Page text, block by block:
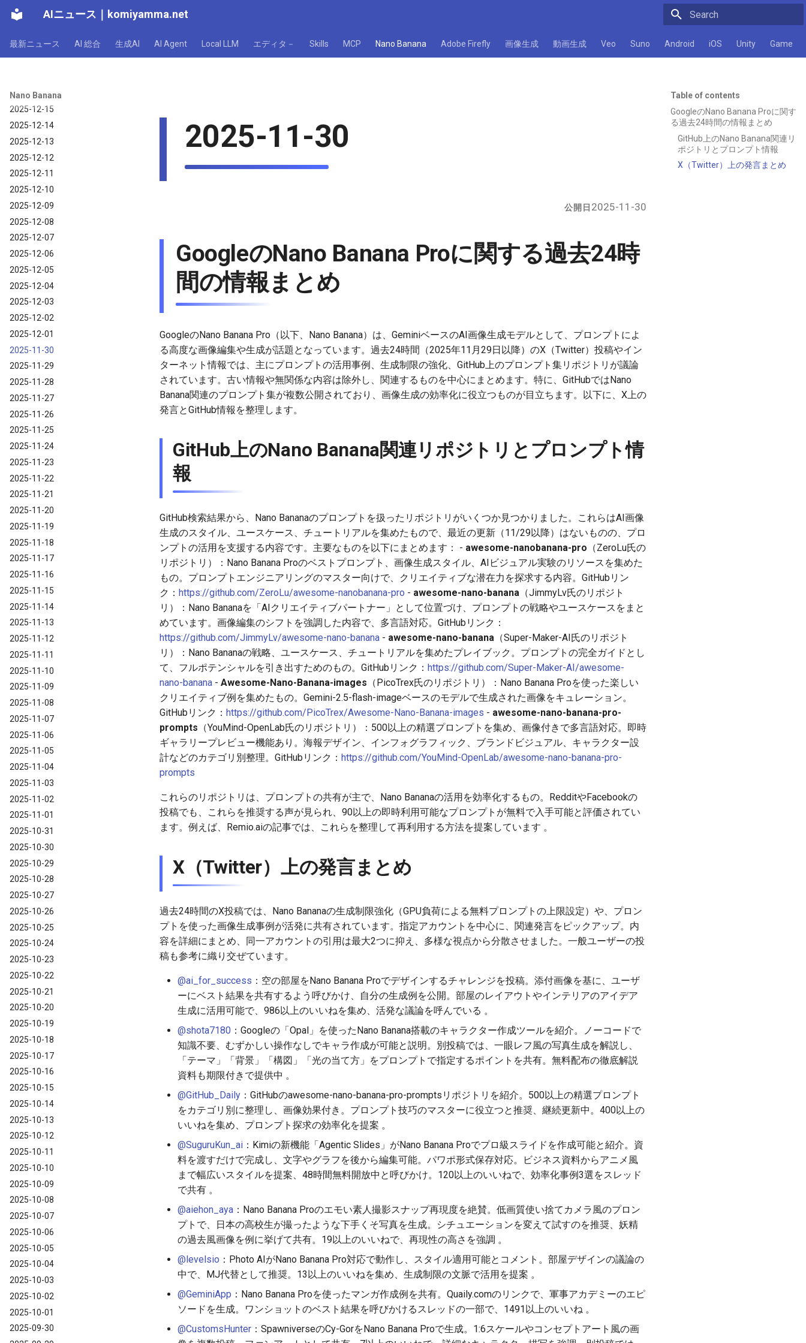
AIニュース komiyamma.net
最新ニュース AI 総合 生成AI AI Agent Local LLM エディタ－ Skills MCP Nano Banana Adobe Firefly 画像生成 動画生成 Veo Suno Android iOS Unity Game
Nano Banana
2025-12-21
2025-12-19
2025-12-16
2025-12-15
2025-12-14
2025-12-13
2025-12-12
2025-12-11
2025-12-10
2025-12-09
2025-12-08
2025-12-07
2025-12-06
2025-12-05
2025-12-04
2025-12-03
2025-12-02
2025-12-01
2025-11-30
2025-11-29
2025-11-28
2025-11-27
2025-11-26
2025-11-25
2025-11-24
2025-11-23
2025-11-22
2025-11-21
2025-11-20
2025-11-19
2025-11-18
2025-11-17
2025-11-16
2025-11-15
2025-11-14
2025-11-13
2025-11-12
2025-11-11
2025-11-10
2025-11-09
2025-11-08
2025-11-07
2025-11-06
2025-11-05
2025-11-04
2025-11-03
2025-11-02
2025-11-01
2025-10-31
2025-10-30
2025-10-29
2025-10-28
2025-10-27
2025-10-26
2025-10-25
2025-10-24
2025-10-23
2025-10-22
2025-10-21
2025-10-20
2025-10-19
2025-10-18
2025-10-17
2025-10-16
2025-10-15
2025-10-14
2025-10-13
2025-10-12
2025-10-11
2025-10-10
2025-10-09
2025-10-08
2025-10-07
2025-10-06
2025-10-05
2025-10-04
2025-10-03
2025-10-02
2025-10-01
2025-09-30
Table of contents
GoogleのNano Banana Proに関す
る過去24時間の情報まとめ
GitHub上のNano Banana関連リ
ポジトリとプロンプト情報
X（Twitter）上の発言まとめ
2025-11-30
公開日 2025-11-30
GoogleのNano Banana Proに関する過去24時
間の情報まとめ
GoogleのNano Banana Pro（以下、Nano Banana）は、GeminiベースのAI画像生成モデルとして、プロンプトによ
る高度な画像編集や生成が話題となっています。過去24時間（2025年11月29日以降）のX（Twitter）投稿やイン
ターネット情報では、主にプロンプトの活用事例、生成制限の強化、GitHub上のプロンプト集リポジトリが議論
されています。古い情報や無関係な内容は除外し、関連するものを中心にまとめます。特に、GitHubではNano
Banana関連のプロンプト集が複数公開されており、画像生成の効率化に役立つものが目立ちます。以下に、X上の
発言とGitHub情報を整理します。
GitHub上のNano Banana関連リポジトリとプロンプト情
報
GitHub検索結果から、Nano Bananaのプロンプトを扱ったリポジトリがいくつか見つかりました。これらはAI画像
生成のスタイル、ユースケース、チュートリアルを集めたもので、最近の更新（11/29以降）はないものの、プロ
ンプトの活用を支援する内容です。主要なものを以下にまとめます： - awesome-nanobanana-pro （ZeroLu氏の
リポジトリ）：Nano Banana Proのベストプロンプト、画像生成スタイル、AIビジュアル実験のリソースを集めた
もの。プロンプトエンジニアリングのマスター向けで、クリエイティブな潜在力を探求する内容。GitHubリン
ク： https://github.com/ZeroLu/awesome-nanobanana-pro - awesome-nano-banana （JimmyLv氏のリポジト
リ）：Nano Bananaを「AIクリエイティブパートナー」として位置づけ、プロンプトの戦略やユースケースをまと
めています。画像編集のシフトを強調した内容で、多言語対応。GitHubリンク：
https://github.com/JimmyLv/awesome-nano-banana - awesome-nano-banana （Super-Maker-AI氏のリポジト
リ）：Nano Bananaの戦略、ユースケース、チュートリアルを集めたプレイブック。プロンプトの完全ガイドとし
て、フルポテンシャルを引き出すためのもの。GitHubリンク： https://github.com/Super-Maker-AI/awesome-
nano-banana - Awesome-Nano-Banana-images （PicoTrex氏のリポジトリ）：Nano Banana Proを使った楽しい
クリエイティブ例を集めたもの。Gemini-2.5-flash-imageベースのモデルで生成された画像をキュレーション。
GitHubリンク： https://github.com/PicoTrex/Awesome-Nano-Banana-images - awesome-nano-banana-pro-
prompts （YouMind-OpenLab氏のリポジトリ）：500以上の精選プロンプトを集め、画像付きで多言語対応。即時
ギャラリープレビュー機能あり。海報デザイン、インフォグラフィック、ブランドビジュアル、キャラクター設
計などのカテゴリ別整理。GitHubリンク： https://github.com/YouMind-OpenLab/awesome-nano-banana-pro-
prompts
これらのリポジトリは、プロンプトの共有が主で、Nano Bananaの活用を効率化するもの。RedditやFacebookの
投稿でも、これらを推奨する声が見られ、90以上の即時利用可能なプロンプトが無料で入手可能と評価されてい
ます。例えば、Remio.aiの記事では、これらを整理して再利用する方法を提案しています 。
X（Twitter）上の発言まとめ
過去24時間のX投稿では、Nano Bananaの生成制限強化（GPU負荷による無料プロンプトの上限設定）や、プロン
プトを使った画像生成事例が活発に共有されています。指定アカウントを中心に、関連発言をピックアップ。内
容を詳細にまとめ、同一アカウントの引用は最大2つに抑え、多様な視点から分散させました。一般ユーザーの投
稿も参考に織り交ぜています。
@ai_for_success ：空の部屋をNano Banana Proでデザインするチャレンジを投稿。添付画像を基に、ユーザ
ーにベスト結果を共有するよう呼びかけ、自分の生成例を公開。部屋のレイアウトやインテリアのアイデア
生成に活用可能で、986以上のいいねを集め、活発な議論を呼んでいる 。
@shota7180 ：Googleの「Opal」を使ったNano Banana搭載のキャラクター作成ツールを紹介。ノーコードで
知識不要、むずかしい操作なしでキャラ作成が可能と説明。別投稿では、一眼レフ風の写真生成を解説し、
「テーマ」「背景」「構図」「光の当て方」をプロンプトで指定するポイントを共有。無料配布の徹底解説
資料も期限付きで提供中 。
@GitHub_Daily ：GitHubのawesome-nano-banana-pro-promptsリポジトリを紹介。500以上の精選プロンプト
をカテゴリ別に整理し、画像効果付き。プロンプト技巧のマスターに役立つと推奨、継続更新中。400以上の
いいねを集め、プロンプト探求の効率化を提案 。
@SuguruKun_ai ：Kimiの新機能「Agentic Slides」がNano Banana Proでプロ級スライドを作成可能と紹介。資
料を渡すだけで完成し、文字やグラフを後から編集可能。パワポ形式保存対応。ビジネス資料からアニメ風
まで幅広いスタイルを提案、48時間無料開放中と呼びかけ。120以上のいいねで、効率化事例3選をスレッド
で共有 。
@aiehon_aya ：Nano Banana Proのエモい素人撮影スナップ再現度を絶賛。低画質使い捨てカメラ風のプロン
プトで、日本の高校生が撮ったような下手くそ写真を生成。シチュエーションを変えて試すのを推奨、妖精
の過去風画像を例に挙げて共有。19以上のいいねで、再現性の高さを強調 。
@levelsio ：Photo AIがNano Banana Pro対応で動作し、スタイル適用可能とコメント。部屋デザインの議論の
中で、MJ代替として推奨。13以上のいいねを集め、生成制限の文脈で活用を提案 。
@GeminiApp ：Nano Banana Proを使ったマンガ作成例を共有。Quaily.comのリンクで、軍事アカデミーのエピ
ソードを生成。ワンショットのベスト結果を呼びかけるスレッドの一部で、1491以上のいいね 。
@CustomsHunter ：SpawniverseのCy-GorをNano Banana Proで生成。1:6スケールやコンセプトアート風の画